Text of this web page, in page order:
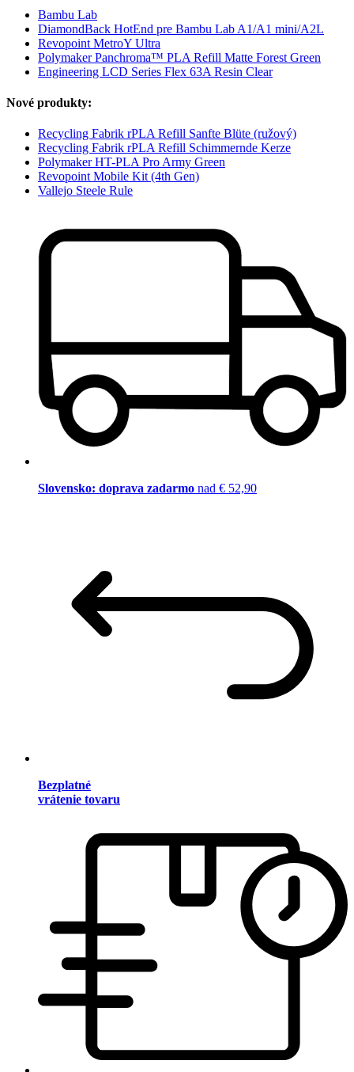
Bambu Lab
DiamondBack HotEnd pre Bambu Lab A1/A1 mini/A2L
Revopoint MetroY Ultra
Polymaker Panchroma™ PLA Refill Matte Forest Green
Engineering LCD Series Flex 63A Resin Clear
Nové produkty:
Recycling Fabrik rPLA Refill Sanfte Blüte (ružový)
Recycling Fabrik rPLA Refill Schimmernde Kerze
Polymaker HT-PLA Pro Army Green
Revopoint Mobile Kit (4th Gen)
Vallejo Steele Rule
Slovensko: doprava zadarmo nad € 52,90
Bezplatné
vrátenie tovaru